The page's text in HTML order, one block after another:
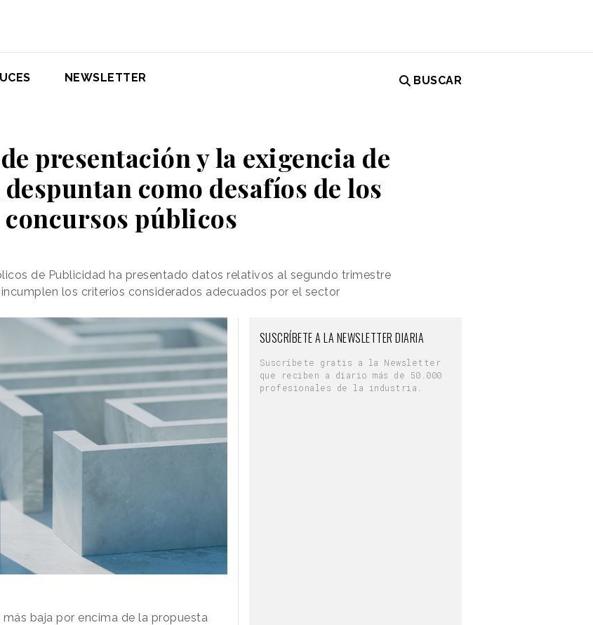
NEWSLETTER BUSCAR
presentación y la exigencia de
como desafíos de los
concursos públicos
de Publicidad ha presentado datos relativos al segundo trimestre
los criterios considerados adecuados por el sector
más baja por encima de la propuesta
SUSCRÍBETE A LA NEWSLETTER DIARIA
Suscríbete gratis a la Newsletter
que reciben a diario más de 50.000
profesionales de la industria.